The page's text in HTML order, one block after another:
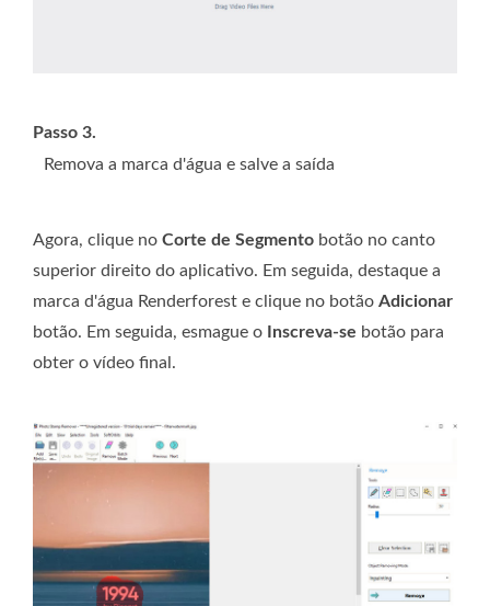
Passo 3.
Remova a marca d'água e salve a saída
Agora, clique no Corte de Segmento botão no canto
superior direito do aplicativo. Em seguida, destaque a
marca d'água Renderforest e clique no botão Adicionar
botão. Em seguida, esmague o
Inscreva-se botão para
obter o vídeo final.